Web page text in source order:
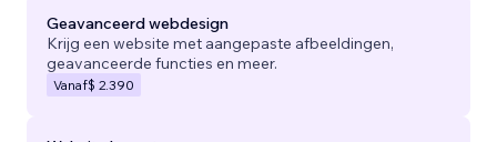
Geavanceerd webdesign
Krijg een website met aangepaste afbeeldingen,
geavanceerde functies en meer.
Vanaf$ 2.390